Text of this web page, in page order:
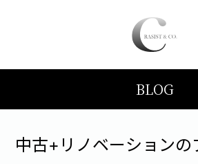
コンセプト
BLOG
中古+リノベーションの